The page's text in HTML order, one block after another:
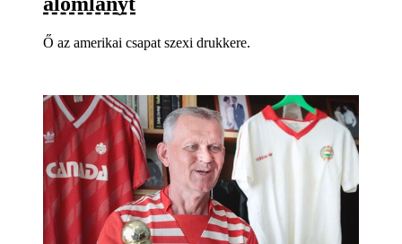
Ő az amerikai csapat szexi drukkere.